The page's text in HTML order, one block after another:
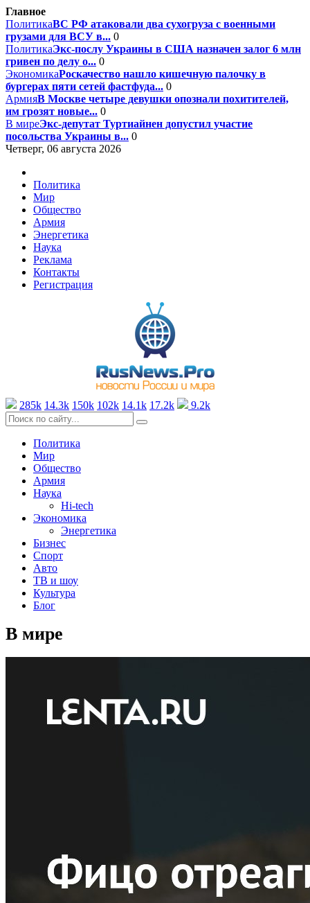
Главное
ПолитикаВС РФ атаковали два сухогруза с военными
грузами для ВСУ в... 0
ПолитикаЭкс-послу Украины в США назначен залог 6 млн
гривен по делу о... 0
ЭкономикаРоскачество нашло кишечную палочку в
бургерах пяти сетей фастфуда... 0
АрмияВ Москве четыре девушки опознали похитителей,
им грозят новые... 0
В миреЭкс-депутат Туртиайнен допустил участие
посольства Украины в... 0
Четверг, 06 августа 2026
Политика
Мир
Общество
Армия
Энергетика
Наука
Реклама
Контакты
Регистрация
285k 14.3k 150k 102k 14.1k 17.2k 9.2k
Политика
Мир
Общество
Армия
Наука
Hi-tech
Экономика
Энергетика
Бизнес
Спорт
Авто
ТВ и шоу
Культура
Блог
В мире